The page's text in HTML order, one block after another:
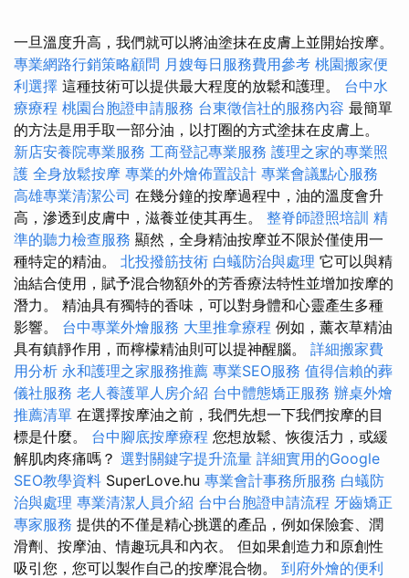
一旦溫度升高，我們就可以將油塗抹在皮膚上並開始按摩。
專業網路行銷策略顧問 月嫂每日服務費用參考 桃園搬家便
利選擇 這種技術可以提供最大程度的放鬆和護理。 台中水
療療程 桃園台胞證申請服務 台東徵信社的服務內容 最簡單
的方法是用手取一部分油，以打圈的方式塗抹在皮膚上。
新店安養院專業服務 工商登記專業服務 護理之家的專業照
護 全身放鬆按摩 專業的外燴佈置設計 專業會議點心服務
高雄專業清潔公司 在幾分鐘的按摩過程中，油的溫度會升
高，滲透到皮膚中，滋養並使其再生。 整脊師證照培訓 精
準的聽力檢查服務 顯然，全身精油按摩並不限於僅使用一
種特定的精油。 北投撥筋技術 白蟻防治與處理 它可以與精
油結合使用，賦予混合物額外的芳香療法特性並增加按摩的
潛力。 精油具有獨特的香味，可以對身體和心靈產生多種
影響。 台中專業外燴服務 大里推拿療程 例如，薰衣草精油
具有鎮靜作用，而檸檬精油則可以提神醒腦。 詳細搬家費
用分析 永和護理之家服務推薦 專業SEO服務 值得信賴的葬
儀社服務 老人養護單人房介紹 台中體態矯正服務 辦桌外燴
推薦清單 在選擇按摩油之前，我們先想一下我們按摩的目
標是什麼。 台中腳底按摩療程 您想放鬆、恢復活力，或緩
解肌肉疼痛嗎？ 選對關鍵字提升流量 詳細實用的Google
SEO教學資料 SuperLove.hu 專業會計事務所服務 白蟻防
治與處理 專業清潔人員介紹 台中台胞證申請流程 牙齒矯正
專家服務 提供的不僅是精心挑選的產品，例如保險套、潤
滑劑、按摩油、情趣玩具和內衣。 但如果創造力和原創性
吸引您，您可以製作自己的按摩混合物。 到府外燴的便利